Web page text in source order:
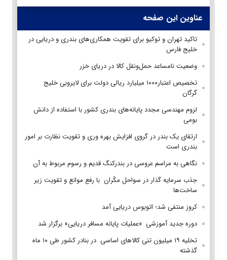
عناوین این صفحه
تاکید تهران و توکیو برای تقویت همکاری‌های بندری و دریایی در
خلیج فارس
وضعیت نامساعد حمل‌ونقل کالا در دریای خزر
تخصیص اعتبار۱۰۰۰ میلیارد ریالی دولت برای لایروبی خلیج
گرگان
لزوم مهندسی مجدد پایانه‌های بندری کشور با استفاده از دانش
بومی
ارتقای یک بندر در گروی افزایش بهره وری و تقویت نظارت بر امور
بندری است
نگاهی به مراسم عروسی در بندرکنگ قدیم و رسوم مربوط به آن
جذب سرمایه گذار در سواحل مکُران با رفع موانع و تقویت زیر
ساخت‌ها
کروز منتفی شد؛ اتوبوس دریایی آمد
دوره جدید آموزشی «عملیات پایانه مسافر دریایی» برگزار شد
تخلیه ۱۹ میلیون تنی کالاهای اساسی در بنادر کشور طی ۱۰ ماه
گذشته